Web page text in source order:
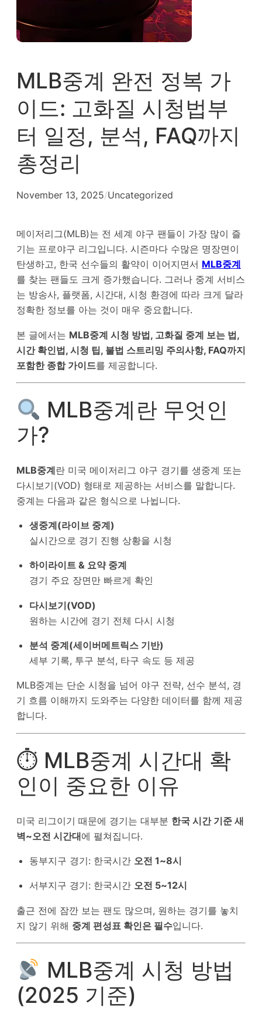
MLB중계 완전 정복 가
이드: 고화질 시청법부
터 일정, 분석, FAQ까지
총정리
November 13, 2025/Uncategorized
메이저리그(MLB)는 전 세계 야구 팬들이 가장 많이 즐
기는 프로야구 리그입니다. 시즌마다 수많은 명장면이
탄생하고, 한국 선수들의 활약이 이어지면서 MLB중계
를 찾는 팬들도 크게 증가했습니다. 그러나 중계 서비스
는 방송사, 플랫폼, 시간대, 시청 환경에 따라 크게 달라
정확한 정보를 아는 것이 매우 중요합니다.
본 글에서는 MLB중계 시청 방법, 고화질 중계 보는 법,
시간 확인법, 시청 팁, 불법 스트리밍 주의사항, FAQ까지
포함한 종합 가이드를 제공합니다.
MLB중계란 무엇인
가?
MLB중계란 미국 메이저리그 야구 경기를 생중계 또는
다시보기(VOD) 형태로 제공하는 서비스를 말합니다.
중계는 다음과 같은 형식으로 나뉩니다.
생중계(라이브 중계)
실시간으로 경기 진행 상황을 시청
하이라이트 & 요약 중계
경기 주요 장면만 빠르게 확인
다시보기(VOD)
원하는 시간에 경기 전체 다시 시청
분석 중계(세이버메트릭스 기반)
세부 기록, 투구 분석, 타구 속도 등 제공
MLB중계는 단순 시청을 넘어 야구 전략, 선수 분석, 경
기 흐름 이해까지 도와주는 다양한 데이터를 함께 제공
합니다.
⏱ MLB중계 시간대 확
인이 중요한 이유
미국 리그이기 때문에 경기는 대부분 한국 시간 기준 새
벽~오전 시간대에 펼쳐집니다.
동부지구 경기: 한국시간 오전 1~8시
서부지구 경기: 한국시간 오전 5~12시
출근 전에 잠깐 보는 팬도 많으며, 원하는 경기를 놓치
지 않기 위해 중계 편성표 확인은 필수입니다.
MLB중계 시청 방법
(2025 기준)